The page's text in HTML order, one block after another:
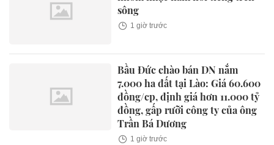
sông
1 giờ trước
Bầu Đức chào bán DN nắm
7.000 ha đất tại Lào: Giá 60.600
đồng/cp, định giá hơn 11.000 tỷ
đồng, gấp rưỡi công ty của ông
Trần Bá Dương
1 giờ trước